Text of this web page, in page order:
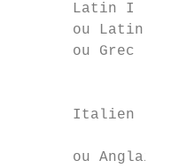
Latin I
ou Latin II
ou Grec
Italien
ou Anglais